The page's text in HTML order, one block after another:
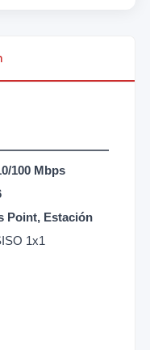
100 Mbps
Point, Estación
1x1